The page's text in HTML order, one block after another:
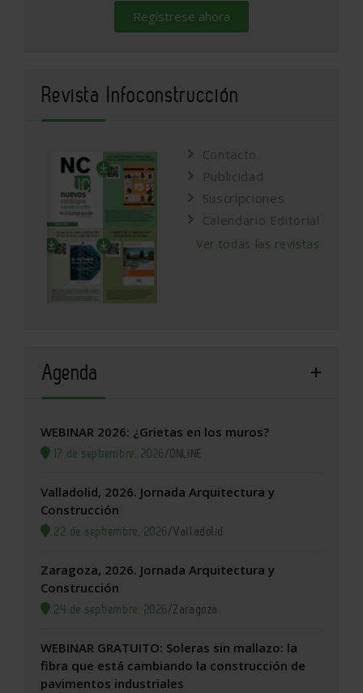
Regístrese ahora
Revista Infoconstrucción
Contacto
Publicidad
Suscripciones
Calendario Editorial
Ver todas las revistas
Agenda
WEBINAR 2026: ¿Grietas en los muros?
17 de septiembre, 2026/ONLINE
Valladolid, 2026. Jornada Arquitectura y
Construcción
22 de septiembre, 2026/Valladolid
Zaragoza, 2026. Jornada Arquitectura y
Construcción
24 de septiembre, 2026/Zaragoza
WEBINAR GRATUITO: Soleras sin mallazo: la
fibra que está cambiando la construcción de
pavimentos industriales